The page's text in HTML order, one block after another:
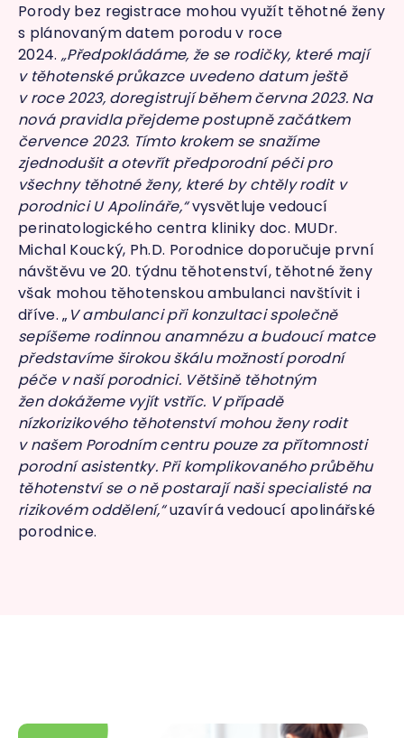
Porody bez registrace mohou využít těhotné ženy
s plánovaným datem porodu v roce
2024. „Předpokládáme, žese rodičky, které mají
v těhotenské průkazce uvedeno datum ještě
v roce 2023, doregistrují během června 2023. Na
nová pravidla přejdeme postupně začátkem
července 2023. Tímto krokem se snažíme
zjednodušit a otevřít předporodní péči pro
všechny těhotné ženy, které by chtěly rodit v
porodnici U Apolináře,“vysvětluje vedoucí
perinatologického centra kliniky doc. MUDr.
Michal Koucký, Ph.D. Porodnice doporučuje první
návštěvu ve 20. týdnu těhotenství, těhotné ženy
však mohou těhotenskou ambulanci navštívit i
dříve. „ V ambulanci při konzultaci společně
sepíšeme rodinnou anamnézu a budoucí matce
představíme širokou škálu možností porodní
péče v naší porodnici. Většině těhotným
žendokážeme vyjít vstříc. V případě
nízkorizikového těhotenství mohou ženy rodit
v našem Porodním centru pouze za přítomnosti
porodní asistentky. Při komplikovaného průběhu
těhotenství se o ně postarají naši specialisté na
rizikovém oddělení,“uzavírá vedoucí apolinářské
porodnice.